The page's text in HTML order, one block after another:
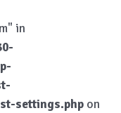
in
settings.php on